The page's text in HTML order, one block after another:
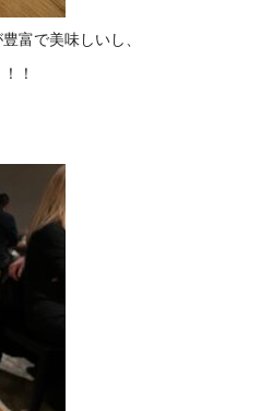
富で美味しいし、
！